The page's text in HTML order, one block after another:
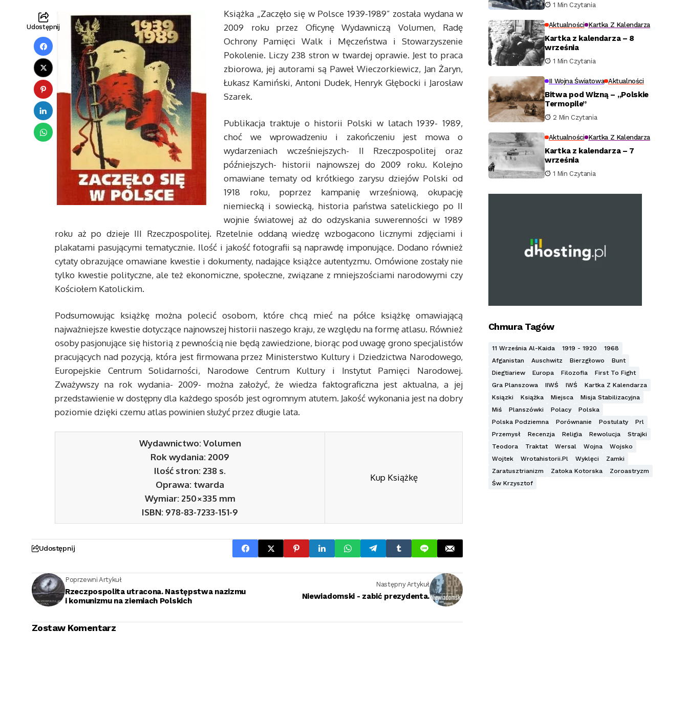
Udostępnij
Książka „Zaczęło się w Polsce 1939-1989” została wydana w
2009 roku przez Oficynę Wydawniczą Volumen, Radę
Ochrony Pamięci Walk i Męczeństwa i Stowarzyszenie
Pokolenie. Liczy 238 stron w twardej oprawie. Jest to praca
zbiorowa, jej autorami są Paweł Wieczorkiewicz, Jan Żaryn,
Łukasz Kamiński, Antoni Dudek, Henryk Głębocki i Jarosław
Szarek.
Publikacja traktuje o historii Polski w latach 1939- 1989,
choć we wprowadzeniu i zakończeniu jest mowa o
wydarzeniach wcześniejszych- II Rzeczpospolitej oraz
późniejszych- historii najnowszej do 2009 roku. Kolejno
omawiane tematy od krótkiego zarysu dziejów Polski od
1918 roku, poprzez kampanię wrześniową, okupację
niemiecką i sowiecką, historia państwa satelickiego po II
wojnie światowej aż do odzyskania suwerenności w 1989
roku aż po dzieje III Rzeczpospolitej. Rzetelnie oddaną wiedzę wzbogacono licznymi zdjęciami i
plakatami pasującymi tematycznie. Ilość i jakość fotografii są naprawdę imponujące. Dodano również
cytaty obrazujące omawiane kwestie i dokumenty, nadające książce autentyzmu. Omówione zostały nie
tylko kwestie polityczne, ale też ekonomiczne, społeczne, związane z mniejszościami narodowymi czy
Kościołem Katolickim.
Podsumowując książkę można polecić osobom, które chcą mieć na półce książkę omawiającą
najważniejsze kwestie dotyczące najnowszej historii naszego kraju, ze względu na formę atlasu. Również
osoby pasjonujące się historią z pewnością nie będą zawiedzione, biorąc pod uwagę grono specjalistów
pracujących nad pozycją, która jest firmowana przez Ministerstwo Kultury i Dziedzictwa Narodowego,
Europejskie Centrum Solidarności, Narodowe Centrum Kultury i Instytut Pamięci Narodowej.
Zważywszy na rok wydania- 2009- można założyć, że wiedza faktograficzna jest aktualna, a jej
przedstawienie w dostępny dla każdego sposób jest ogromnym atutem. Jakość wykonania jest na dobry
poziomie dzięki czemu atlas powinien służyć przez długie lata.
Wydawnictwo: Volumen
Rok wydania: 2009
Ilość stron: 238 s.
Oprawa: twarda
Wymiar: 250×335 mm
ISBN: 978-83-7233-151-9
Kup Książkę
Udostępnij
Poprzewni Artykuł
Rzeczpospolita utracona. Następstwa nazizmu
i komunizmu na ziemiach Polskich
Następny Artykuł
Niewiadomski - zabić prezydenta.
Zostaw Komentarz
1 Min Czytania
Aktualności Kartka Z Kalendarza
Kartka z kalendarza – 8
września
1 Min Czytania
II Wojna Światowa Aktualności
Bitwa pod Wizną – „Polskie
Termopile”
2 Min Czytania
Aktualności Kartka Z Kalendarza
Kartka z kalendarza – 7
września
1 Min Czytania
Chmura Tagów
11 Września Al-Kaida 1919 - 1920
1968
Afganistan
Auschwitz Bierzgłowo
Bunt
Diegtiariew
Europa Filozofia
First To Fight
Gra Planszowa
IIWŚ IWŚ
Kartka Z Kalendarza
Ksiązki
Książka Miejsca
Misja Stabilizacyjna
Miś
Planszówki Polacy
Polska
Polska Podziemna
Porównanie Postulaty
Prl
Przemysł
Recenzja Religia Rewolucja
Strajki
Teodora
Traktat Wersal Wojna
Wojsko
Wojtek
Wrotahistorii.pl Wyklęci
Zamki
Zaratusztrianizm
Zatoka Kotorska
Zoroastryzm
Św Krzysztof